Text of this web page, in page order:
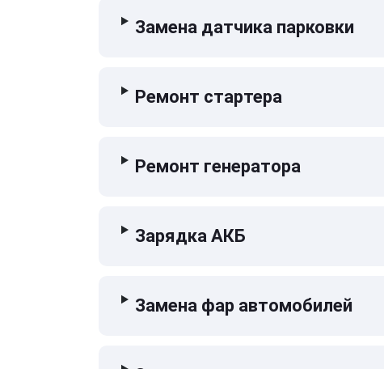
Замена датчика парковки
Ремонт стартера
Ремонт генератора
Зарядка АКБ
Замена фар автомобилей